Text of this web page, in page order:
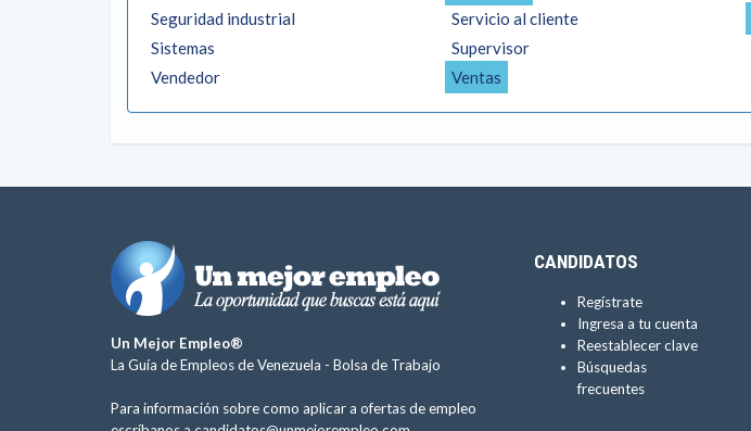
Seguridad industrial
Servicio al cliente
Sistemas
Supervisor
Vendedor
Ventas
Un Mejor Empleo®
La Guía de Empleos de Venezuela - Bolsa de Trabajo
Para información sobre como aplicar a ofertas de empleo
CANDIDATOS
Regístrate
Ingresa a tu cuenta
Reestablecer clave
Búsquedas
frecuentes